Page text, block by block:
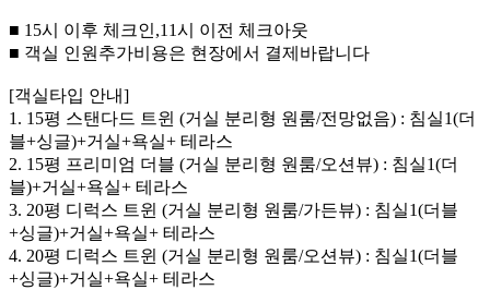
■ 15시 이후 체크인,11시 이전 체크아웃
■ 객실 인원추가비용은 현장에서 결제바랍니다
[객실타입 안내]
1. 15평 스탠다드 트윈 (거실 분리형 원룸/전망없음) : 침실1(더
블+싱글)+거실+욕실+ 테라스
2. 15평 프리미엄 더블 (거실 분리형 원룸/오션뷰) : 침실1(더
블)+거실+욕실+ 테라스
3. 20평 디럭스 트윈 (거실 분리형 원룸/가든뷰) : 침실1(더블
+싱글)+거실+욕실+ 테라스
4. 20평 디럭스 트윈 (거실 분리형 원룸/오션뷰) : 침실1(더블
+싱글)+거실+욕실+ 테라스